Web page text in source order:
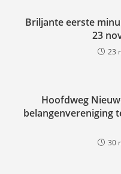
Briljante eerste
23
23
Hoofdweg
belangenvereniging
30